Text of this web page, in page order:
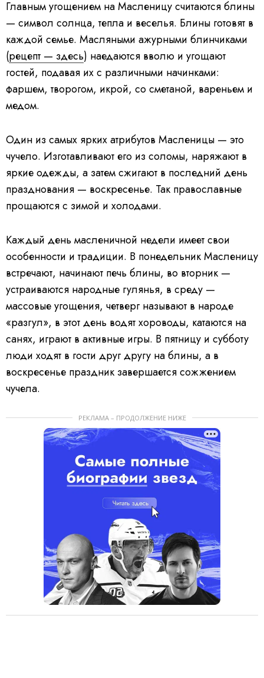
Главным угощением на Масленицу считаются блины
— символ солнца, тепла и веселья. Блины готовят в
каждой семье. Масляными ажурными блинчиками
(рецепт — здесь) наедаются вволю и угощают
гостей, подавая их с различными начинками:
фаршем, творогом, икрой, со сметаной, вареньем и
медом.
Один из самых ярких атрибутов Масленицы — это
чучело. Изготавливают его из соломы, наряжают в
яркие одежды, а затем сжигают в последний день
празднования — воскресенье. Так православные
прощаются с зимой и холодами.
Каждый день масленичной недели имеет свои
особенности и традиции. В понедельник Масленицу
встречают, начинают печь блины, во вторник —
устраиваются народные гулянья, в среду —
массовые угощения, четверг называют в народе
«разгул», в этот день водят хороводы, катаются на
санях, играют в активные игры. В пятницу и субботу
люди ходят в гости друг другу на блины, а в
воскресенье праздник завершается сожжением
чучела.
РЕКЛАМА – ПРОДОЛЖЕНИЕ НИЖЕ